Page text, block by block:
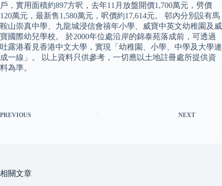
戶，實用面積約897方呎，去年11月放盤開價1,700萬元，劈價
120萬元，最新售1,580萬元，呎價約17,614元。 邨內分別設有馬
鞍山崇真中學、九龍城浸信會禧年小學、威寶中英文幼稚園及威
寶國際幼兒學校。 於2000年位處沿岸的錦泰苑落成前，可透過
吐露港看見香港中文大學，實現「幼稚園、小學、中學及大學連
成一線」。 以上資料只供參考，一切應以土地註冊處所提供資
料為準。
PREVIOUS NEXT
相關文章